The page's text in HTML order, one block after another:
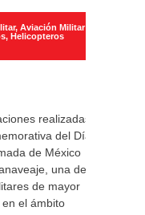
, Aviación Militar
, Helicopteros
realizadas
del Día
de México
una de
de mayor
el ámbito